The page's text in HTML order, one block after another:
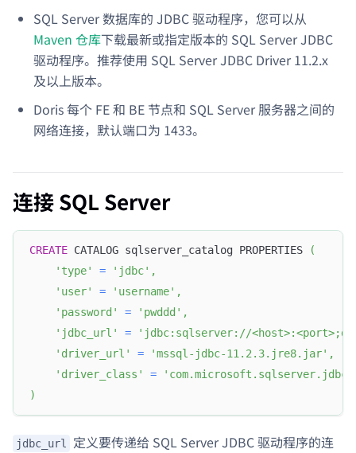
SQL Server 数据库的 JDBC 驱动程序，您可以从
Maven 仓库下载最新或指定版本的 SQL Server JDBC
驱动程序。推荐使用 SQL Server JDBC Driver 11.2.x
及以上版本。
Doris 每个 FE 和 BE 节点和 SQL Server 服务器之间的
网络连接，默认端口为 1433。
连接 SQL Server
CREATE CATALOG sqlserver_catalog PROPERTIES
(
'type'
= 'jdbc' ,
'user'
= 'username' ,
'password'
= 'pwddd' ,
'jdbc_url'
=
'jdbc:sqlserver://
'driver_url'
= 'mssql-jdbc-11.2.3.jre8.jar' ,
'driver_class'
=
)
jdbc_url
定义要传递给 SQL Server JDBC 驱动程序的连